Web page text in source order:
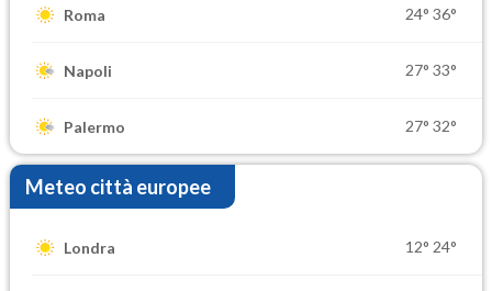
Roma 24° 36°
Napoli 27° 33°
Palermo 27° 32°
Meteo città europee
Londra 12° 24°